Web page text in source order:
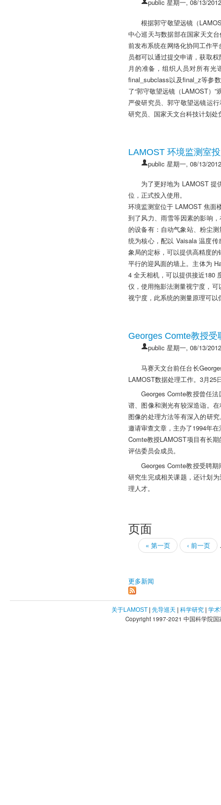
public 星期一, 08/13/
根据郭守敬望远镜（
中心巡天与数据部在国家天文
前发布系统在网络化协同工作平
员都可以通过提交申请，获取
月的准备，组织人员对所有光
final_subclass以及final_z等参
了“郭守敬望远镜（LAMOST）
严俊研究员、郭守敬望远镜运
研究员、国家天文台科技计划
LAMOST 环境监测室
public 星期一, 08/13/
为了更好地为 LAMOST 提
位，正式投入使用。
环境监测室位于 LAMOST 焦面
到了风力、雨雪等因素的影响
的设备有：自动气象站、粉尘
统为核心，配以 Vaisala 温度
象局的定标，可以提供高精度
平行的迎风面的墙上。主体为
4 全天相机，可以提供接近180
仪，使用拖影法测量视宁度，
视宁度，此系统的测量原理可
Georges Comte教授受
public 星期一, 08/13/
马赛天文台前任台长
LAMOST数据处理工作。3月25
Georges Comte教授曾任
谱、图像和测光有较深造诣。
图像的处理方法等有深入的研
邀请审查文章，主办了1994年
Comte教授LAMOST项目有长
评估委员会成员。
Georges Comte教授受聘
研究生完成相关课题，还计划
理人才。
页面
« 第一页 ‹ 前一页
更多新闻
关于LAMOST| 先导巡天 科学研究| 学术
Copyright 1997-2021 中国科学院